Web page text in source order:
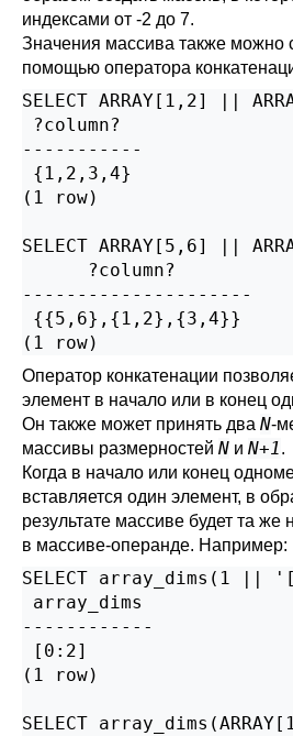
индексами от -2 до 7.
Значения массива также можно
помощью оператора
SELECT ARRAY[1,2] ||
?column?
-----------
{1,2,3,4}
(1 row)
SELECT ARRAY[5,6] ||
      ?column?
---------------------
{{5,6},{1,2},{3,4}}
(1 row)
Оператор конкатенации
элемент в начало или в конец
Он также может принять два N-
массивы размерностей N и N+1.
Когда в начало или конец
вставляется один элемент, в
результате массиве будет та же
в массиве-операнде. Например:
SELECT
array_dims
------------
[0:2]
(1 row)
SELECT